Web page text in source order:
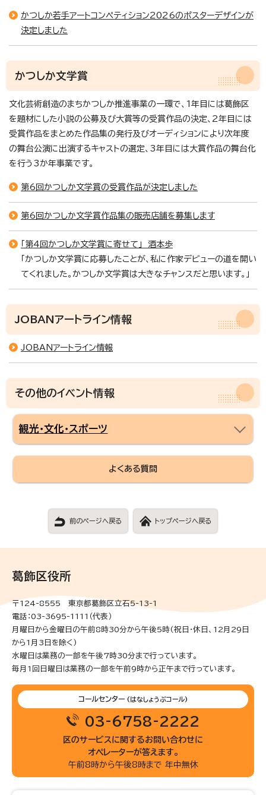
かつしか若手アートコンペティション2026のポスターデザインが
決定しました
かつしか文学賞
文化芸術創造のまちかつしか推進事業の一環で、1年目には葛飾区
を題材にした小説の公募及び大賞等の受賞作品の決定、2年目には
受賞作品をまとめた作品集の発行及びオーディションにより次年度
の舞台公演に出演するキャストの選定、3年目には大賞作品の舞台化
を行う3か年事業です。
第6回かつしか文学賞の受賞作品が決定しました
第6回かつしか文学賞作品集の販売店舗を募集します
「第4回かつしか文学賞に寄せて」 酒本歩
「かつしか文学賞に応募したことが、私に作家デビューの道を開い
てくれました。かつしか文学賞は大きなチャンスだと思います。」
JOBANアートライン情報
JOBANアートライン情報
その他のイベント情報
観光・文化・スポーツ
よくある質問
前のページへ戻る トップページへ戻る
葛飾区役所
〒124-8555 東京都葛飾区立石5-13-1
電話：03-3695-1111（代表）
月曜日から金曜日の午前8時30分から午後5時(祝日・休日、12月29日
から1月3日を除く)
水曜日は業務の一部を午後7時30分まで行っています。
毎月1回日曜日は業務の一部を午前9時から正午まで行っています。
コールセンター (はなしょうぶコール)
03-6758-2222
区のサービスに関するお問い合わせに
オペレーターが答えます。
午前8時から午後8時まで 年中無休